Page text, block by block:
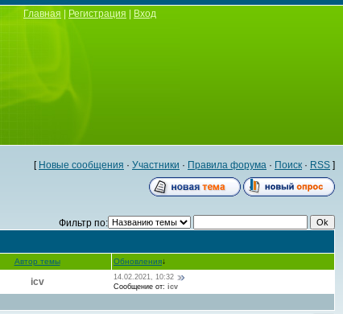
Главная Регистрация Вход
[ Новые сообщения · Участники · Правила форума · Поиск · RSS ]
Фильтр по:
Автор темы Обновления↓
icv
14.02.2021, 10:32
Сообщение от: icv